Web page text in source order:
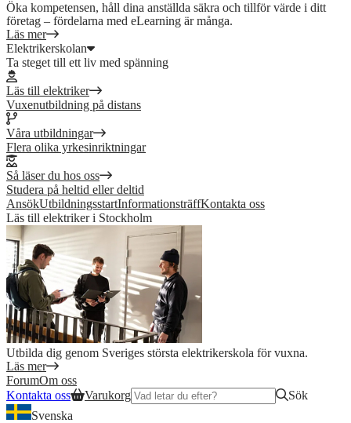
Öka kompetensen, håll dina anställda säkra och tillför värde i ditt
företag – fördelarna med eLearning är många.
Läs mer
Elektrikerskolan
Ta steget till ett liv med spänning
Läs till elektriker
Vuxenutbildning på distans
Våra utbildningar
Flera olika yrkesinriktningar
Så läser du hos oss
Studera på heltid eller deltid
AnsökUtbildningsstartInformationsträffKontakta oss
Läs till elektriker i Stockholm
Utbilda dig genom Sveriges största elektrikerskola för vuxna.
Läs mer
ForumOm oss
Kontakta oss
Varukorg
Sök
Svenska